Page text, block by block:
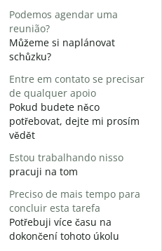
Podemos agendar uma
reunião?
Můžeme si naplánovat
schůzku?
Entre em contato se precisar
de qualquer apoio
Pokud budete něco
potřebovat, dejte mi prosím
vědět
Estou trabalhando nisso
pracuji na tom
Preciso de mais tempo para
concluir esta tarefa
Potřebuji více času na
dokončení tohoto úkolu